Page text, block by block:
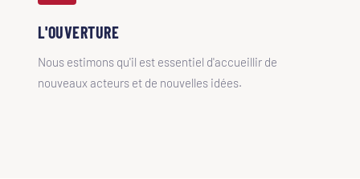
L'OUVERTURE
Nous estimons qu'il est essentiel d'accueillir de
nouveaux acteurs et de nouvelles idées.